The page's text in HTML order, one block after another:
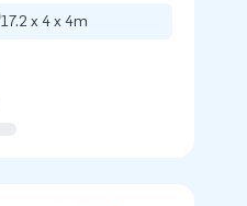
17.2 x 4 x 4m